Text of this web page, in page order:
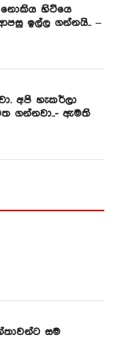
නොකිය හිටියෙ
ඉල්ල ගන්නයි.. –
අපි හැකර්ලා
ගන්නවා..- ඇමති
සම